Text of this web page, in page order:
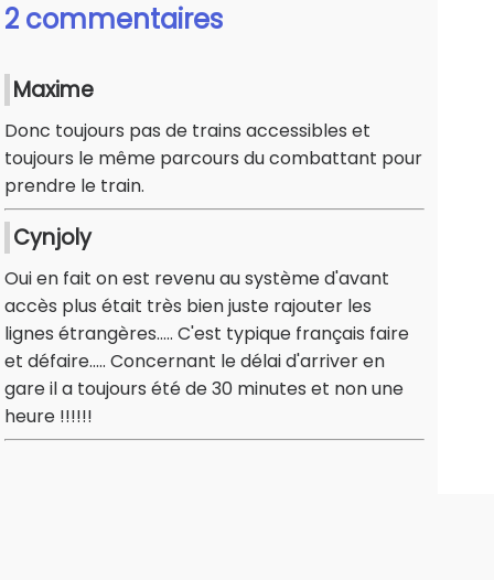
2 commentaires
Maxime
Donc toujours pas de trains accessibles et
toujours le même parcours du combattant pour
prendre le train.
Cynjoly
Oui en fait on est revenu au système d'avant
accès plus était très bien juste rajouter les
lignes étrangères..... C'est typique français faire
et défaire..... Concernant le délai d'arriver en
gare il a toujours été de 30 minutes et non une
heure !!!!!!